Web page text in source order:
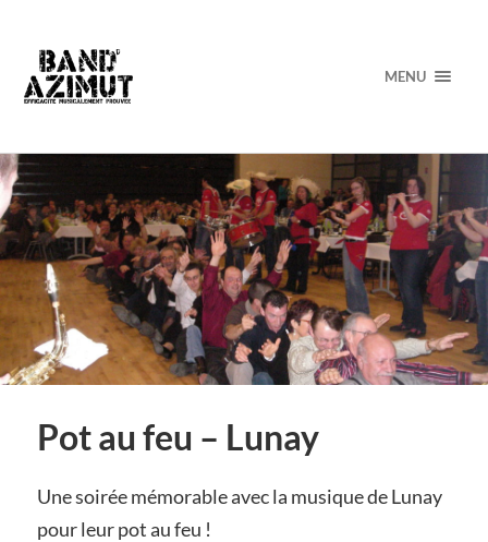
MENU
Pot au feu – Lunay
Une soirée mémorable avec la musique de Lunay
pour leur pot au feu !